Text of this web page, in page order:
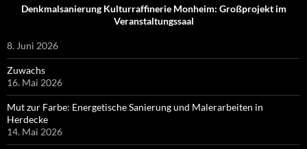
Denkmalsanierung Kulturraffinerie Monheim: Großprojekt im
Veranstaltungssaal
8. Juni 2026
Zuwachs
16. Mai 2026
Mut zur Farbe: Energetische Sanierung und Malerarbeiten in
Herdecke
14. Mai 2026